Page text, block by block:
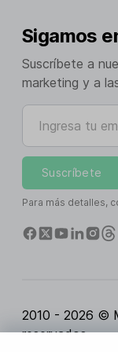
Sigamos
Suscríbete a
marketing y a
Ingresa tu email
Suscríbete
Para más detalles,
2010 - 2026 ©
reservados.